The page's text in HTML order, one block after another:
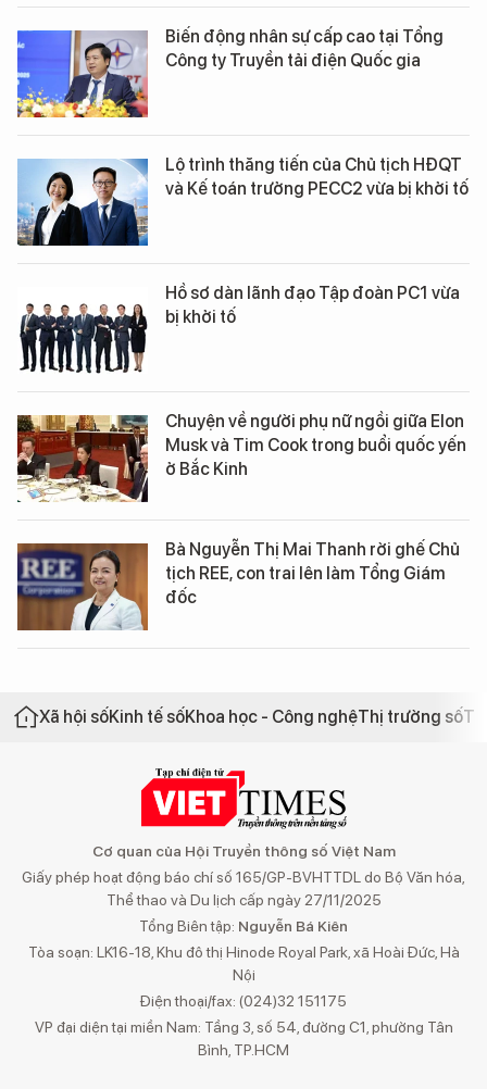
Biến động nhân sự cấp cao tại Tổng
Công ty Truyền tải điện Quốc gia
Lộ trình thăng tiến của Chủ tịch HĐQT
và Kế toán trưởng PECC2 vừa bị khởi tố
Hồ sơ dàn lãnh đạo Tập đoàn PC1 vừa
bị khởi tố
Chuyện về người phụ nữ ngồi giữa Elon
Musk và Tim Cook trong buổi quốc yến
ở Bắc Kinh
Bà Nguyễn Thị Mai Thanh rời ghế Chủ
tịch REE, con trai lên làm Tổng Giám
đốc
Xã hội sốKinh tế sốKhoa học - Công nghệThị trường số
Cơ quan của Hội Truyền thông số Việt Nam
Giấy phép hoạt động báo chí số 165/GP-BVHTTDL do Bộ Văn hóa,
Thể thao và Du lịch cấp ngày 27/11/2025
Tổng Biên tập: Nguyễn Bá Kiên
Tòa soạn: LK16-18, Khu đô thị Hinode Royal Park, xã Hoài Đức, Hà
Nội
Điện thoại/fax: (024)32 151175
VP đại diện tại miền Nam: Tầng 3, số 54, đường C1, phường Tân
Bình, TP.HCM